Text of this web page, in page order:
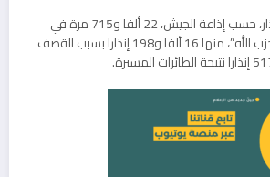
فيما دوت صفارات الإنذار، حسب إذاعة الجيش، 22 ألفا و715 مرة في
إسرائيل جراء هجمات “حزب الله”، منها 16 ألفا و198 إنذارا بسبب القصف